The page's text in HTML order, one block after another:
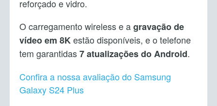
reforçado e vidro.
O carregamento wireless e agravação de
vídeo em 8Kestão disponíveis, e o telefone
tem garantidas7 atualizações do Android.
Confira a nossa avaliação do Samsung
Galaxy S24 Plus